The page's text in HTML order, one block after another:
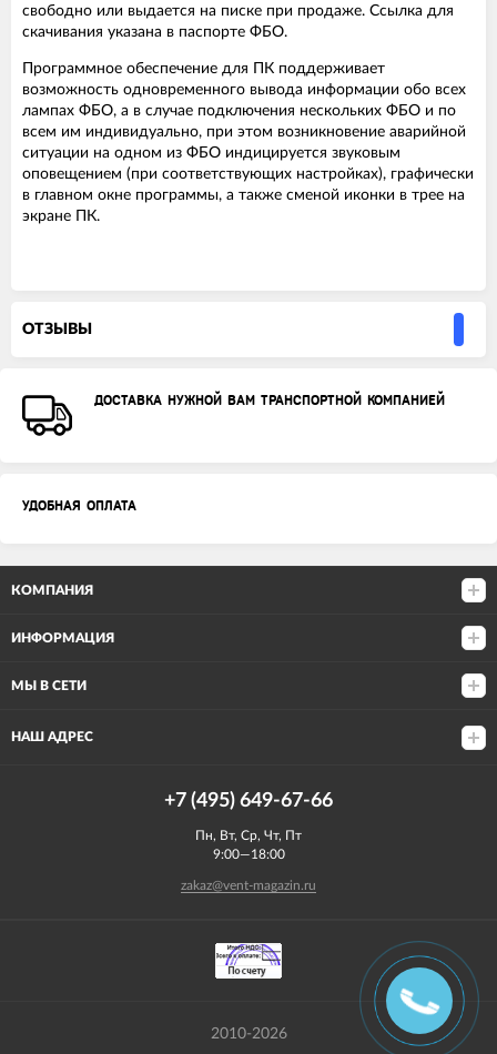
свободно или выдается на писке при продаже. Ссылка для
скачивания указана в паспорте ФБО.
Программное обеспечение для ПК поддерживает
возможность одновременного вывода информации обо всех
лампах ФБО, а в случае подключения нескольких ФБО и по
всем им индивидуально, при этом возникновение аварийной
ситуации на одном из ФБО индицируется звуковым
оповещением (при соответствующих настройках), графически
в главном окне программы, а также сменой иконки в трее на
экране ПК.
ОТЗЫВЫ
ДОСТАВКА НУЖНОЙ ВАМ ТРАНСПОРТНОЙ КОМПАНИЕЙ
УДОБНАЯ ОПЛАТА
КОМПАНИЯ
ИНФОРМАЦИЯ
МЫ В СЕТИ
НАШ АДРЕС
+7 (495) 649-67-66
Пн, Вт, Ср, Чт, Пт
9:00—18:00
zakaz@vent-magazin.ru
2010-2026